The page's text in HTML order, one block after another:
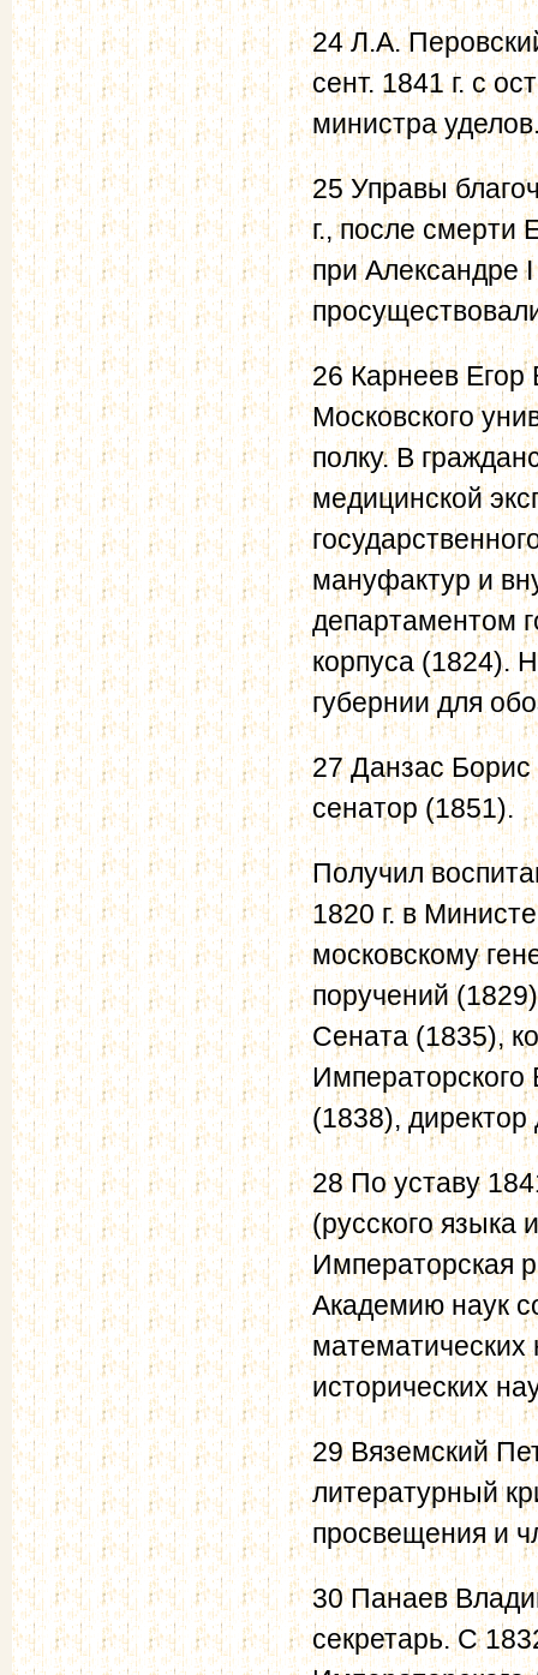
24 Л.А.
сент. 1841 г. с
министра
25 Управы
г., после смерти
при Александре
26 Карнеев Егор
Московского
полку. В
медицинской
мануфактур и
департаментом
корпуса (1824).
губернии для
27 Данзас
сенатор (1851).
Получил
1820 г. в
московскому
поручений
Сената (1835),
Императорского
(1838),
28 По уставу
(русского языка
Императорская
Академию наук
математических
исторических
29 Вяземский
литературный
просвещения и
30 Панаев
секретарь. С